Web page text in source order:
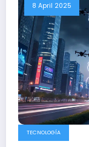
8 April 2025
TECNOLOGÍA